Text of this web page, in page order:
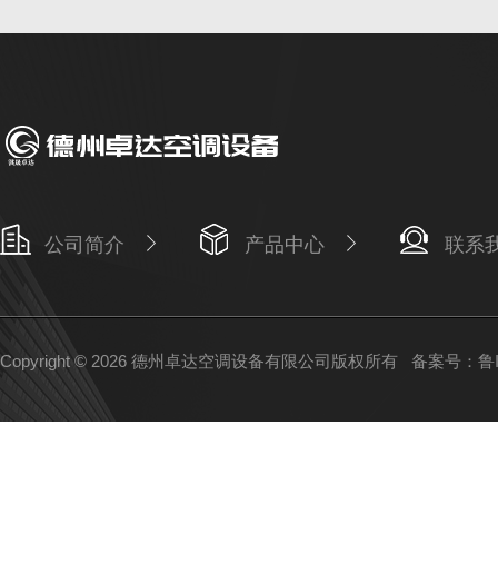
公司简介 产品中心 联系
Copyright © 2026 德州卓达空调设备有限公司版权所有 备案号：